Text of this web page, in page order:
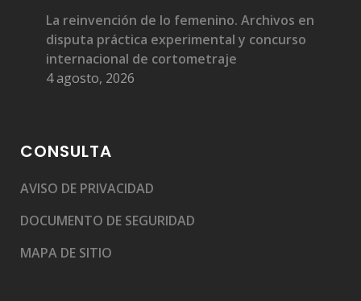
La reinvención de lo femenino. Archivos en
disputa práctica experimental y concurso
internacional de cortometraje
4 agosto, 2026
CONSULTA
AVISO DE PRIVACIDAD
DOCUMENTO DE SEGURIDAD
MAPA DE SITIO